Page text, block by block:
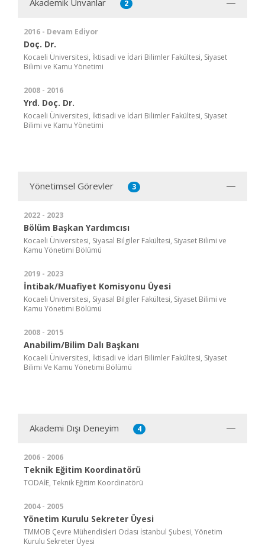
Akademik Ünvanlar 2
2016 - Devam Ediyor
Doç. Dr.
Kocaeli Üniversitesi, İktisadi ve İdari Bilimler Fakültesi, Siyaset
Bilimi ve Kamu Yönetimi
2008 - 2016
Yrd. Doç. Dr.
Kocaeli Üniversitesi, İktisadi ve İdari Bilimler Fakültesi, Siyaset
Bilimi ve Kamu Yönetimi
Yönetimsel Görevler 3
2022 - 2023
Bölüm Başkan Yardımcısı
Kocaeli Üniversitesi, Siyasal Bilgiler Fakültesi, Siyaset Bilimi ve
Kamu Yönetimi Bölümü
2019 - 2023
İntibak/Muafiyet Komisyonu Üyesi
Kocaeli Üniversitesi, Siyasal Bilgiler Fakültesi, Siyaset Bilimi ve
Kamu Yönetimi Bölümü
2008 - 2015
Anabilim/Bilim Dalı Başkanı
Kocaeli Üniversitesi, İktisadi ve İdari Bilimler Fakültesi, Siyaset
Bilimi Ve Kamu Yönetimi Bölümü
Akademi Dışı Deneyim 4
2006 - 2006
Teknik Eğitim Koordinatörü
TODAİE, Teknik Eğitim Koordinatörü
2004 - 2005
Yönetim Kurulu Sekreter Üyesi
TMMOB Çevre Mühendisleri Odası İstanbul Şubesi, Yönetim
Kurulu Sekreter Üyesi